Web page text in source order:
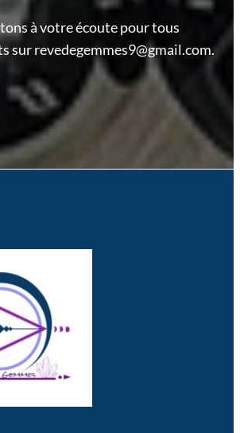
à votre écoute pour tous
sur revedegemmes9@gmail.com.